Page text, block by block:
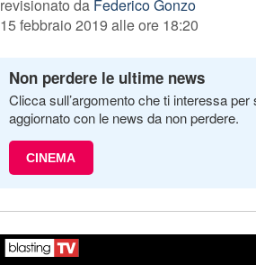
revisionato da Federico Gonzo
15 febbraio 2019 alle ore 18:20
Non perdere le ultime news
Clicca sull’argomento che ti interessa
aggiornato con le news da non perdere.
CINEMA